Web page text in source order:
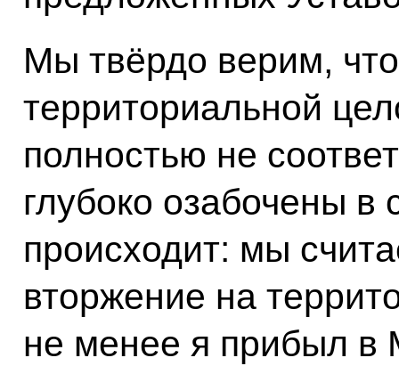
Мы твёрдо верим,
территориальной
полностью не
глубоко озабочены в
происходит: мы
вторжение на
не менее я прибыл в